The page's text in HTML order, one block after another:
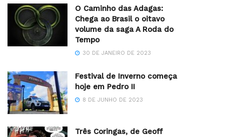
O Caminho das Adagas:
Chega ao Brasil o oitavo
volume da saga A Roda do
Tempo
30 DE JANEIRO DE 2023
Festival de Inverno começa
hoje em Pedro II
8 DE JUNHO DE 2023
Três Coringas, de Geoff